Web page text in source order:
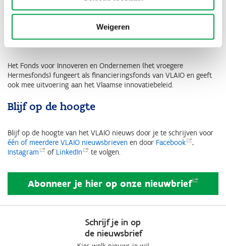
Weigeren
voorzien van adequate bedrijfshuisvesting. Via één geïntegreerd
loket leggen we de brug naar sterker ondernemerschap.
Fonds voor Innoveren en Ondernemen
Het Fonds voor Innoveren en Ondernemen (het vroegere
Hermesfonds) fungeert als financieringsfonds van VLAIO en geeft
ook mee uitvoering aan het Vlaamse innovatiebeleid.
Blijf op de hoogte
Blijf op de hoogte van het VLAIO nieuws door je te schrijven voor
één of meerdere VLAIO nieuwsbrieven en door Facebook
,
Instagram
of LinkedIn te volgen.
Abonneer je hier op onze nieuwbrief
Schrijf je in op
de nieuwsbrief